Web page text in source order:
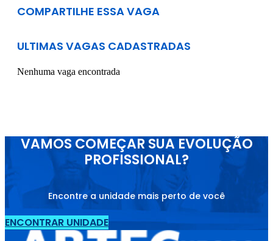
COMPARTILHE ESSA VAGA
ULTIMAS VAGAS CADASTRADAS
Nenhuma vaga encontrada
VAMOS COMEÇAR SUA EVOLUÇÃO
PROFISSIONAL?
Encontre a unidade mais perto de você
ENCONTRAR UNIDADE